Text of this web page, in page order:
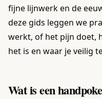
fijne lijnwerk en de
deze gids leggen we
werkt, of het pijn doet,
het is en waar je veilig
Wat is een